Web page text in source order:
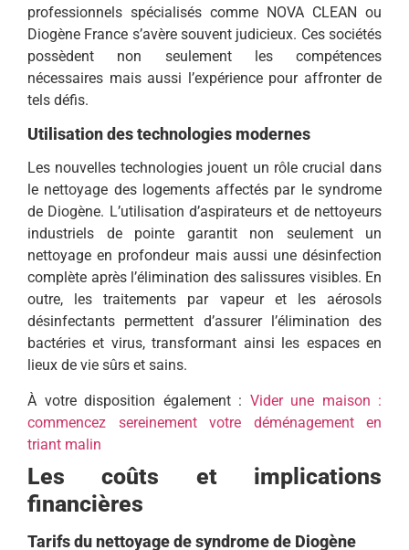
professionnels spécialisés comme NOVA CLEAN ou
Diogène France s’avère souvent judicieux. Ces sociétés
possèdent non seulement les compétences
nécessaires mais aussi l’expérience pour affronter de
tels défis.
Utilisation des technologies modernes
Les nouvelles technologies jouent un rôle crucial dans
le nettoyage des logements affectés par le syndrome
de Diogène. L’utilisation d’aspirateurs et de nettoyeurs
industriels de pointe garantit non seulement un
nettoyage en profondeur mais aussi une désinfection
complète après l’élimination des salissures visibles. En
outre, les traitements par vapeur et les aérosols
désinfectants permettent d’assurer l’élimination des
bactéries et virus, transformant ainsi les espaces en
lieux de vie sûrs et sains.
À votre disposition également : Vider une maison :
commencez sereinement votre déménagement en
triant malin
Les coûts et implications
financières
Tarifs du nettoyage de syndrome de Diogène